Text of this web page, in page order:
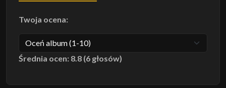
Twoja ocena:
Średnia ocen: 8.8 (6 głosów)